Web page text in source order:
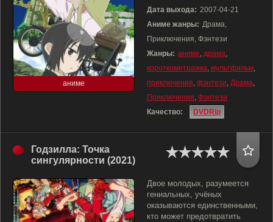
аниме
Дата выхода: 2007-04-21
Аниме жанры: Драма,
Приключения, Фэнтези
Жанры: аниме, драма,
короткометражка, мультфильм,
приключения, фэнтези, Драма,
Приключения, Фэнтези
Качество:
DVDRip
Годзилла: Точка
сингулярности (2021)
Двое молодых, разумеется
гениальных, учёных
оказываются единственными,
кто может предотвратить